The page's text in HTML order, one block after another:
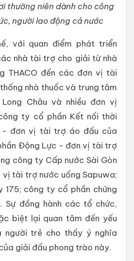
thường niên dành cho công
người lao động cả nước
với quan điểm phát triển
nhà tài trợ cho giải từ nhà
THACO đến các đơn vị tài
nhà thuốc và trung tâm
Long Châu và nhiều đơn vị
ty cổ phần Kết nối thời
- đơn vị tài trợ áo đấu của
Động Lực - đơn vị tài trợ
công ty Cấp nước Sài Gòn
vị tài trợ nước uống Sapuwa;
175; công ty cổ phần chứng
Sự đồng hành các tổ chức,
biệt lại quan tâm đến yếu
người trẻ cho thấy ý nghĩa
giải đấu phong trào này.